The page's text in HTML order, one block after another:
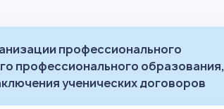
профессионального
профессионального образования,
ученических договоров